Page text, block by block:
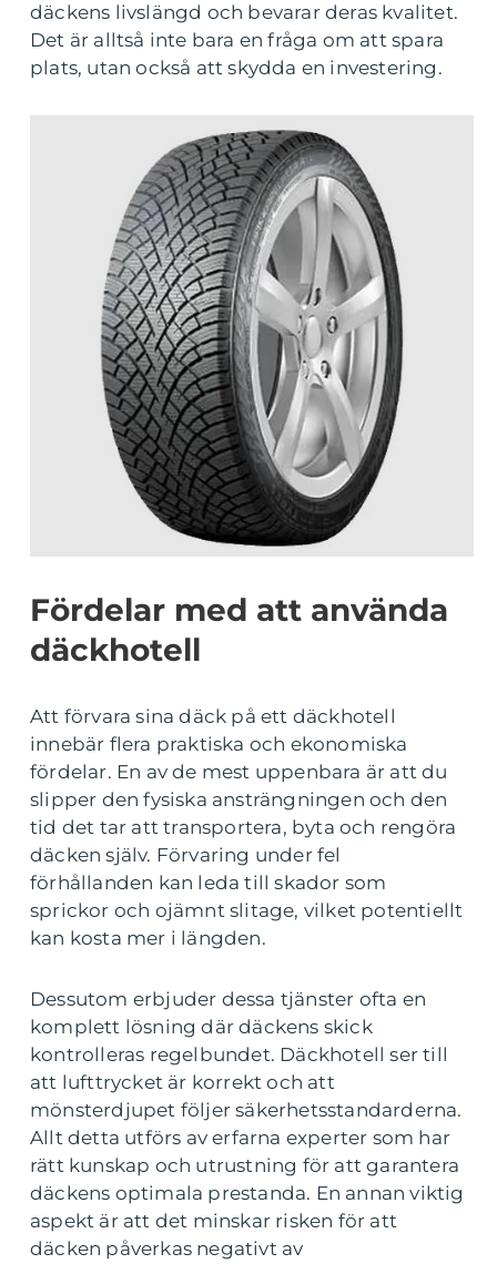
däckens livslängd och bevarar deras kvalitet.
Det är alltså inte bara en fråga om att spara
plats, utan också att skydda en investering.
Fördelar med att använda
däckhotell
Att förvara sina däck på ett däckhotell
innebär flera praktiska och ekonomiska
fördelar. En av de mest uppenbara är att du
slipper den fysiska ansträngningen och den
tid det tar att transportera, byta och rengöra
däcken själv. Förvaring under fel
förhållanden kan leda till skador som
sprickor och ojämnt slitage, vilket potentiellt
kan kosta mer i längden.
Dessutom erbjuder dessa tjänster ofta en
komplett lösning där däckens skick
kontrolleras regelbundet. Däckhotell ser till
att lufttrycket är korrekt och att
mönsterdjupet följer säkerhetsstandarderna.
Allt detta utförs av erfarna experter som har
rätt kunskap och utrustning för att garantera
däckens optimala prestanda. En annan viktig
aspekt är att det minskar risken för att
däcken påverkas negativt av